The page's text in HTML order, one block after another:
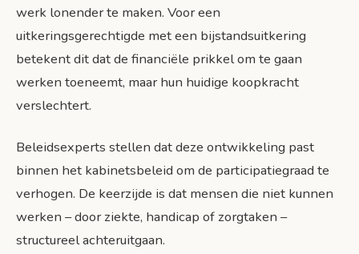
werk lonender te maken. Voor een
uitkeringsgerechtigde met een bijstandsuitkering
betekent dit dat de financiële prikkel om te gaan
werken toeneemt, maar hun huidige koopkracht
verslechtert.
Beleidsexperts stellen dat deze ontwikkeling past
binnen het kabinetsbeleid om de participatiegraad te
verhogen. De keerzijde is dat mensen die niet kunnen
werken – door ziekte, handicap of zorgtaken –
structureel achteruitgaan.